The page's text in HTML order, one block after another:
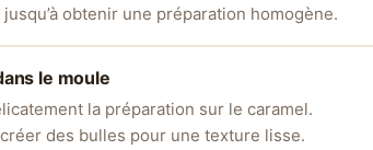
obtenir une préparation homogène.
le moule
la préparation sur le caramel.
des bulles pour une texture lisse.